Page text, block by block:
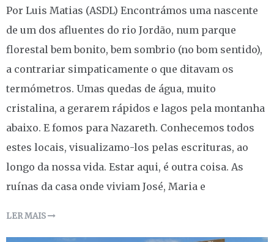
Por Luis Matias (ASDL) Encontrámos uma nascente
de um dos afluentes do rio Jordão, num parque
florestal bem bonito, bem sombrio (no bom sentido),
a contrariar simpaticamente o que ditavam os
termómetros. Umas quedas de água, muito
cristalina, a gerarem rápidos e lagos pela montanha
abaixo. E fomos para Nazareth. Conhecemos todos
estes locais, visualizamo-los pelas escrituras, ao
longo da nossa vida. Estar aqui, é outra coisa. As
ruínas da casa onde viviam José, Maria e
LER MAIS